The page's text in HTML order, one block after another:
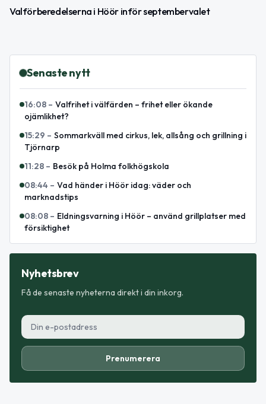
Valförberedelserna i Höör inför septembervalet
Senaste nytt
16:08 – Valfrihet i välfärden – frihet eller ökande
ojämlikhet?
15:29 – Sommarkväll med cirkus, lek, allsång och grillning i
Tjörnarp
11:28 – Besök på Holma folkhögskola
08:44 – Vad händer i Höör idag: väder och
marknadstips
08:08 – Eldningsvarning i Höör – använd grillplatser med
försiktighet
Nyhetsbrev
Få de senaste nyheterna direkt i din inkorg.
Prenumerera